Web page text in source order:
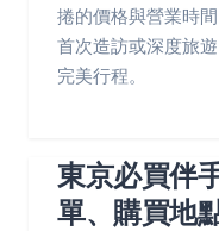
捲的價格與營業時
首次造訪或深度旅
完美行程。
東京必買伴
單、購買地